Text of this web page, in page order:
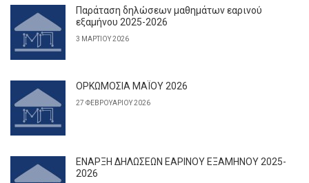
Παράταση δηλώσεων μαθημάτων εαρινού
εξαμήνου 2025-2026
3 ΜΑΡΤΊΟΥ 2026
ΟΡΚΩΜΟΣΙΑ ΜΑΪΟΥ 2026
27 ΦΕΒΡΟΥΑΡΊΟΥ 2026
ΕΝΑΡΞΗ ΔΗΛΩΣΕΩΝ ΕΑΡΙΝΟΥ ΕΞΑΜΗΝΟΥ 2025-
2026